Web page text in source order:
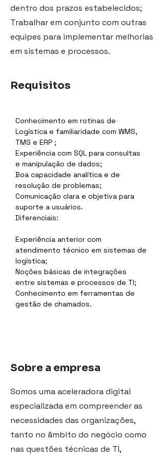
dentro dos prazos estabelecidos;
Trabalhar em conjunto com outras
equipes para implementar melhorias
em sistemas e processos.
Requisitos
Conhecimento em rotinas de
Logística e familiaridade com WMS,
TMS e ERP ;
Experiência com SQL para consultas
e manipulação de dados;
Boa capacidade analítica e de
resolução de problemas;
Comunicação clara e objetiva para
suporte a usuários.
Diferenciais:
Experiência anterior com
atendimento técnico em sistemas de
logística;
Noções básicas de integrações
entre sistemas e processos de TI;
Conhecimento em ferramentas de
gestão de chamados.
Sobre a empresa
Somos uma aceleradora digital
especializada em compreender as
necessidades das organizações,
tanto no âmbito do negócio como
nas questões técnicas de TI,